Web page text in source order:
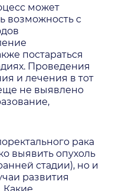
может
возможность с
постараться
Проведения
и лечения в тот
не выявлено
рака
выявить опухоль
стадии), но и
развития